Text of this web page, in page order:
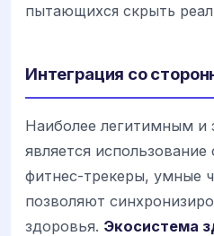
пытающихся скрыть
Интеграция со
Наиболее легитимным
является
фитнес-трекеры, умные
позволяют
здоровья. Экосистема